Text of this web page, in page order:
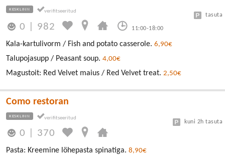
KESKLINN
0 982 11:00-18:00
tasuta
Kala-kartulivorm / Fish and potato casserole. 6,90€
Talupojasupp / Peasant soup. 4,00€
Magustoit: Red Velvet maius / Red Velvet treat. 2,50€
Como restoran
KESKLINN
0 370
kuni 2h tasuta
Pasta: Kreemine löhepasta spinatiga. 8,90€